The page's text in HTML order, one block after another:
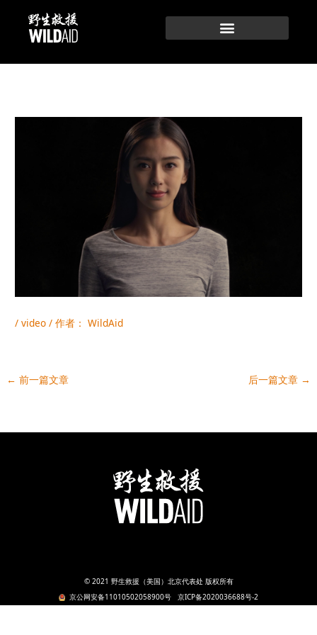
/video / 作者： WildAid
← 前一篇文章 后一篇文章 →
© 2021 野生救援（美国）北京代表处 版权所有
京公网安备11010502058900号
京ICP备2020036688号-2